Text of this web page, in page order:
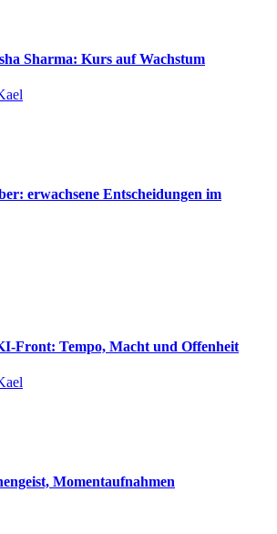
Sharma: Kurs auf Wachstum
erwachsene Entscheidungen im
Front: Tempo, Macht und Offenheit
Momentaufnahmen